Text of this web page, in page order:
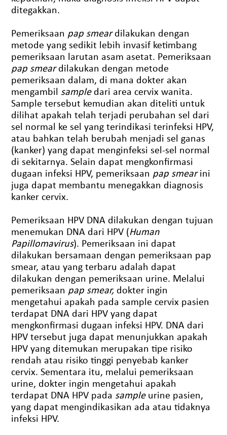
ditegakkan.
Pemeriksaan pap smeardilakukan dengan
metode yang sedikit lebih invasif ketimbang
pemeriksaan larutan asam asetat. Pemeriksaan
pap smeardilakukan dengan metode
pemeriksaan dalam, di mana dokter akan
mengambil sample dari area cervix wanita.
Sample tersebut kemudian akan diteliti untuk
dilihat apakah telah terjadi perubahan sel dari
sel normal ke sel yang terindikasi terinfeksi HPV,
atau bahkan telah berubah menjadi sel ganas
(kanker) yang dapat menginfeksi sel-sel normal
di sekitarnya. Selain dapat mengkonfirmasi
dugaan infeksi HPV, pemeriksaan pap smearini
juga dapat membantu menegakkan diagnosis
kanker cervix.
Pemeriksaan HPV DNA dilakukan dengan tujuan
menemukan DNA dari HPV (Human
Papillomavirus). Pemeriksaan ini dapat
dilakukan bersamaan dengan pemeriksaan pap
smear, atau yang terbaru adalah dapat
dilakukan dengan pemeriksaan urine. Melalui
pemeriksaan pap smear, dokter ingin
mengetahui apakah pada sample cervix pasien
terdapat DNA dari HPV yang dapat
mengkonfirmasi dugaan infeksi HPV. DNA dari
HPV tersebut juga dapat menunjukkan apakah
HPV yang ditemukan merupakan tipe risiko
rendah atau risiko tinggi penyebab kanker
cervix. Sementara itu, melalui pemeriksaan
urine, dokter ingin mengetahui apakah
terdapat DNA HPV pada sampleurine pasien,
yang dapat mengindikasikan ada atau tidaknya
infeksi HPV.